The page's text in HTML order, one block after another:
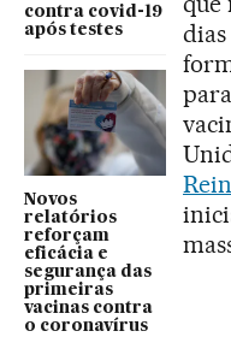
contra covid-19
após testes
Novos
relatórios
reforçam
eficácia e
segurança das
primeiras
vacinas contra
o coronavírus